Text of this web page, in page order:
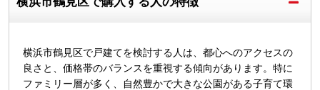
横浜市鶴見区で戸建てを検討する人は、都心へのアクセスの
良さと、価格帯のバランスを重視する傾向があります。特に
ファミリー層が多く、自然豊かで大きな公園がある子育て環